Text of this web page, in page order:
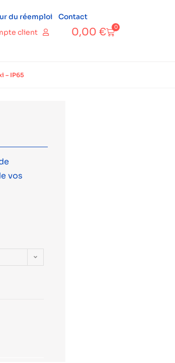
du réemploi
Contact
client 0,00 € 0
– IP65
vos